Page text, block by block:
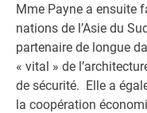
Mme Payne a ensuite
nations de l’Asie du
partenaire de longue
« vital » de
de sécurité. Elle a
la coopération